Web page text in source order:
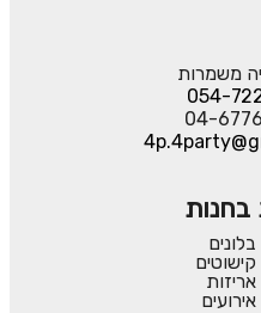
משמרות
054-
04-
בחנות
בלונים
קישוטים
אריזות
אירועים